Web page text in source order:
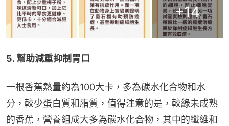
+14
5. 幫助減重抑制胃口
一根香蕉熱量約為100大卡，多為碳水化合物和水
分，較少蛋白質和脂質，值得注意的是，較綠未成熟
的香蕉，營養組成大多為碳水化合物，其中的纖維和